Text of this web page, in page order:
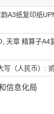
A3纸复印纸
天章 精算子
写（人民币）:
信息化局